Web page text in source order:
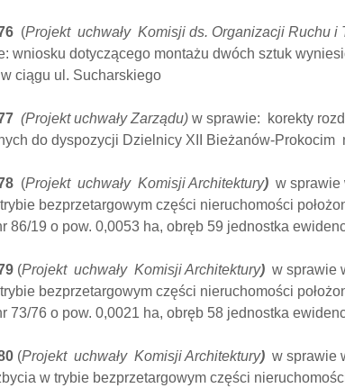
(Projekt uchwały Komisji ds. Organizacji Ruchu i
wniosku dotyczącego montażu dwóch sztuk
ciągu ul. Sucharskiego
(Projekt uchwały Zarządu) w sprawie: korekty
do dyspozycji Dzielnicy XII Bieżanów-Prokocim
(Projekt uchwały Komisji Architektury) w sprawie
bezprzetargowym części nieruchomości
86/19 o pow. 0,0053 ha, obręb 59 jednostka
(Projekt uchwały Komisji Architektury) w sprawie
bezprzetargowym części nieruchomości
73/76 o pow. 0,0021 ha, obręb 58 jednostka
(Projekt uchwały Komisji Architektury) w sprawie
w trybie bezprzetargowym części